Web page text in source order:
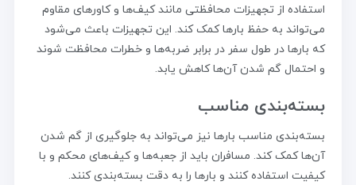
استفاده از تجهیزات محافظتی مانند کیف‌ها و کاورهای مقاوم
می‌تواند به حفظ بارها کمک کند. این تجهیزات باعث می‌شود
که بارها در طول سفر در برابر ضربه‌ها و خطرات محافظت شوند
و احتمال گم شدن آن‌ها کاهش یابد.
بسته‌بندی مناسب
بسته‌بندی مناسب بارها نیز می‌تواند به جلوگیری از گم شدن
آن‌ها کمک کند. مسافران باید از جعبه‌ها و کیف‌های محکم و با
کیفیت استفاده کنند و بارها را به دقت بسته‌بندی کنند.